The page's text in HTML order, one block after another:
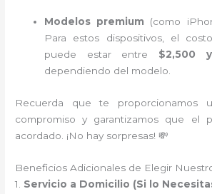
Modelos premium (como
Para estos dispositivos, el
puede estar entre $2,500
dependiendo del modelo.
Recuerda que te proporcionamos
compromiso y garantizamos que el
acordado. ¡No hay sorpresas! 💸
Beneficios Adicionales de Elegir
1. Servicio a Domicilio (Si lo